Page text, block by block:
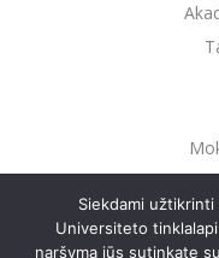
Siekdami
Universiteto
naršymą jūs sutinkate